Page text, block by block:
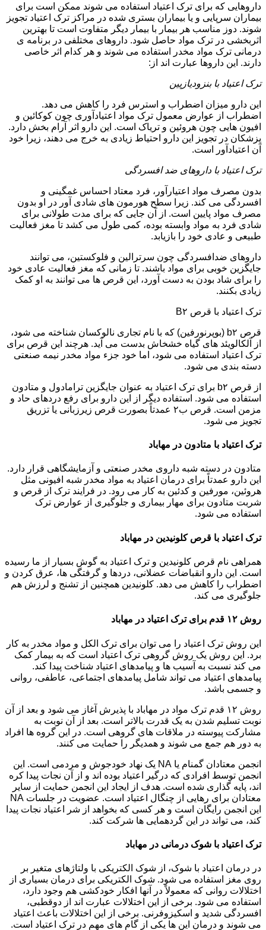
داروهایی که برای ترک اعتیاد استفاده می شوند ممکن است برای
بیماران سرپایی و یا بیماران بستری شده در مراکز ترک اعتیاد تجویز
شوند. دوز مناسب هر بیمار با بیمار دیگر متفاوت است تا بهترین
اثربخشی در ترک مواد حاصل شود. داروهای مختلفی در برنامه ی
درمانی ترک مواد مخدر استفاده می شوند و هر کدام اثر خاصی
دارند. این داروها عبارت اند از:
ترک اعتیاد با بنزودیازپین
این دارو میزان اضطراب و استرس فرد را کاهش می دهد.
اضطراب از عوارض معمول ترک مواد اعتیادآوری چون کوکائین و
افیون هایی چون هروئین و تریاک است. این دارو اثر آرام بخش دارد.
پزشکان در تجویز این دارو احتیاط زیادی به خرج می دهند، زیرا خود
آن اعتیادآور است.
ترک اعتیاد با داروهای ضد افسردگی
بدون مصرف مواد اعتیارآور، فرد معتاد احساس غمگینی و
افسردگی می کند. زیرا سطح هورمون های شادی آور در او بدون
مصرف مواد پایین است. از آن جایی که برای مدت طولانی برای
شادی فرد به مواد وابسته بوده، کمی طول می کشد تا مغز فعالیت
طبیعی و عادی خود را بازیابد.
داروهای ضدافسردگی چون سرترالین و فلوکستین، می توانند
جایگزین خوبی برای مواد باشند. تا زمانی که مغز فعالیت عادی خود
را برای شاد بودن به دست آورد، این قرص ها می توانند به او کمک
زیادی بکنند.
ترک اعتیاد با قرص B۲
قرص b۲ (بوپرنورفین) که با نام تجاری نالوکسان شناخته می شود،
از آلکالویئد های گیاه خشخاش بدست می آید. هرچند این قرص برای
ترک اعتیاد استفاده می شود، اما خود جزء مواد مخدر نیمه صنعتی
دسته بندی می شود.
از قرص b۲ برای ترک اعتیاد به عنوان جایگزین ترامادول و متادون
استفاده می شود. استفاده دیگر از این دارو برای رفع دردهای حاد و
مزمن است. قرص ب۲ عمدتاً بصورت قرص زیرزبانی یا تزریق
تجویز می شود.
ترک اعتیاد با متادون در مهاباد
متادون در دسته شبه داروی مخدر صنعتی و آزمایشگاهی قرار دارد.
این دارو عمدتاً برای درمان اعتیاد به مواد مخدر شبه افیونی مثل
هروئین، مورفین و کدئین به کار می رود. در فرایند ترک از قرص و
شربت متادون برای مهار بیماری و جلوگیری از عوارض ترک
استفاده می شود.
ترک اعتیاد با قرص کلونیدین در مهاباد
همراهی نام قرص کلونیدین و ترک اعتیاد به گوش بسیار از ما رسیده
است. این دارو انقباضات عضلانی، دردها و گرفتگی ها، عرق کردن و
اضطراب را کاهش می دهد. کلونیدین همچنین از تشنج و لرزش هم
جلوگیری می کند.
روش ۱۲ قدم برای ترک اعتیاد در مهاباد
این روش ترک اعتیاد را می توان برای ترک الکل و مواد مخدر به کار
برد. این روش یک روش گروهی ترک اعتیاد است که به بیمار کمک
می کند نسبت به آسیب ها و پیامدهای اعتیاد شناخت پیدا کند.
پیامدهای اعتیاد می تواند شامل پیامدهای اجتماعی، عاطفی، روانی
و جسمی باشد.
روش ۱۲ قدم ترک مواد در مهاباد با پذیرش آغاز می شود و بعد از آن
نوبت تسلیم شدن به یک قدرت بالاتر است. بعد از آن نوبت به
مشارکت پیوسته در ملاقات های گروهی است. در این گروه ها افراد
به دور هم جمع می شوند و همدیگر را حمایت می کنند.
انجمن معتادان گمنام یا NA یک نهاد خودجوش و مردمی است. این
انجمن توسط افرادی که درگیر اعتیاد بوده اند و از آن نجات پیدا کره
اند، پایه گذاری شده است. هدف از ایجاد این انجمن حمایت از سایر
معتادان برای رهایی از چنگال اعتیاد است. عضویت در جلسات NA
این انجمن رایگان است و هر کسی که بخواهد از شر اعتیاد نجات پیدا
کند، می تواند در این گردهمایی ها شرکت کند.
ترک اعتیاد با شوک درمانی در مهاباد
در درمان اعتیاد با شوک، از شوک الکتریکی با ولتاژهای متغیر بر
روی مغز استفاده می شود. شوک الکتریکی برای درمان بسیاری از
اختلالات روانی که معمولاً در آنها افکار خودکشی هم وجود دارد،
استفاده می شود. برخی از این اختلالات عبارت اند از دوقطبی،
افسردگی شدید و اسکیزوفرنی. برخی از این اختلالات باعث اعتیاد
می شوند و درمان این ها یکی از گام های مهم در ترک اعتیاد است.